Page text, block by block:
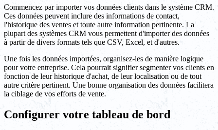
Commencez par importer vos données clients dans le système CRM.
Ces données peuvent inclure des informations de contact,
l'historique des ventes et toute autre information pertinente. La
plupart des systèmes CRM vous permettent d'importer des données
à partir de divers formats tels que CSV, Excel, et d'autres.
Une fois les données importées, organisez-les de manière logique
pour votre entreprise. Cela pourrait signifier segmenter vos clients en
fonction de leur historique d'achat, de leur localisation ou de tout
autre critère pertinent. Une bonne organisation des données facilitera
la ciblage de vos efforts de vente.
Configurer votre tableau de bord